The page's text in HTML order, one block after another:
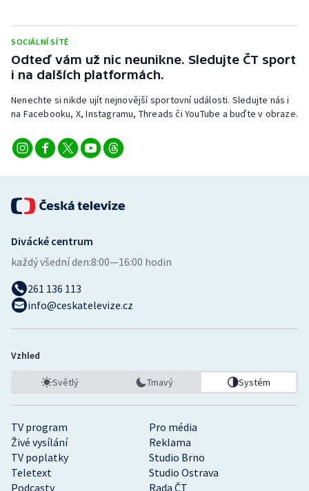
SOCIÁLNÍ SÍTĚ
Odteď vám už nic neunikne. Sledujte ČT sport
i na dalších platformách.
Nenechte si nikde ujít nejnovější sportovní události. Sledujte nás i
na Facebooku, X, Instagramu, Threads či YouTube a buďte v obraze.
TV program
Pro média
Živé vysílání
Reklama
TV poplatky
Studio Brno
Teletext
Studio Ostrava
Podcasty
Rada ČT
Divácké centrum
každý všední den:8:00—16:00 hodin
261 136 113
info@ceskatelevize.cz
Vzhled
Světlý Tmavý Systém